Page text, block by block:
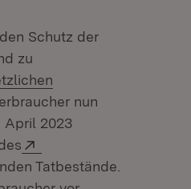
Schutz der
zu
nun
April 2023
Tatbestände.